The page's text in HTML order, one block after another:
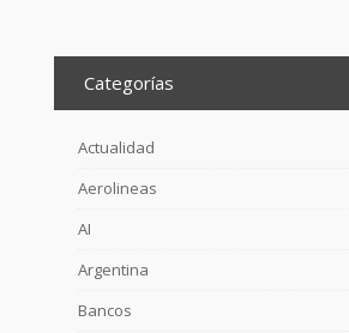
Categorías
Actualidad
Aerolineas
AI
Argentina
Bancos